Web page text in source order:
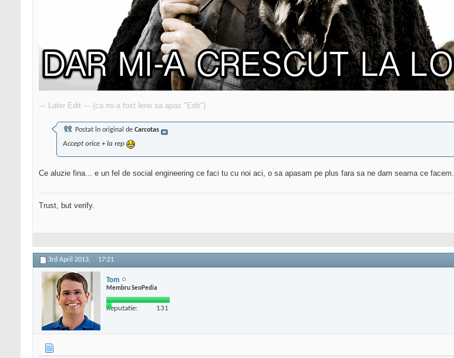
--- Later Edit --- (ca mi-a fost lene sa apas "Edit")
Postat în original de Carcotas
Accept orice + la rep
Ce aluzie fina... e un fel de social engineering ce faci tu cu noi aci, o sa apasam pe plus fara sa ne dam seama ce facem.
Trust, but verify.
3rd April 2013, 17:21
Tom
Membru SeoPedia
Reputatie: 131